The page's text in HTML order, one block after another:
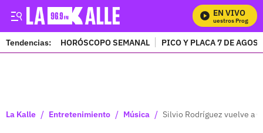
EN VIVO
Mira Todos Nuestros Programas
Tendencias: HORÓSCOPO SEMANAL PICO Y PLACA 7 DE
La Kalle / Entretenimiento / Música / Silvio Rodríguez vuelve a